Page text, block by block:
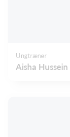
Ungtræner
Aisha Hussein